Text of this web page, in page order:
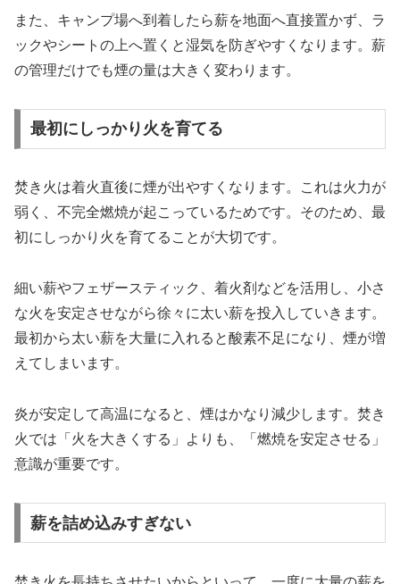
また、キャンプ場へ到着したら薪を地面へ直接置かず、ラ
ックやシートの上へ置くと湿気を防ぎやすくなります。薪
の管理だけでも煙の量は大きく変わります。
最初にしっかり火を育てる
焚き火は着火直後に煙が出やすくなります。これは火力が
弱く、不完全燃焼が起こっているためです。そのため、最
初にしっかり火を育てることが大切です。
細い薪やフェザースティック、着火剤などを活用し、小さ
な火を安定させながら徐々に太い薪を投入していきます。
最初から太い薪を大量に入れると酸素不足になり、煙が増
えてしまいます。
炎が安定して高温になると、煙はかなり減少します。焚き
火では「火を大きくする」よりも、「燃焼を安定させる」
意識が重要です。
薪を詰め込みすぎない